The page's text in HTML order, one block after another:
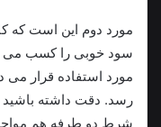
مورد دوم این است که
سود خوبی را کسب می‌
مورد استفاده قرار می
رسد. دقت داشته باشید
شرط دو طرفه هم